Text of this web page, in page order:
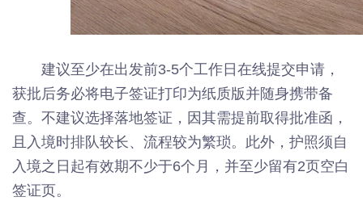
建议至少在出发前3-5个工作日在线提交申请，
获批后务必将电子签证打印为纸质版并随身携带备
查。不建议选择落地签证，因其需提前取得批准函，
且入境时排队较长、流程较为繁琐。此外，护照须自
入境之日起有效期不少于6个月，并至少留有2页空白
签证页。